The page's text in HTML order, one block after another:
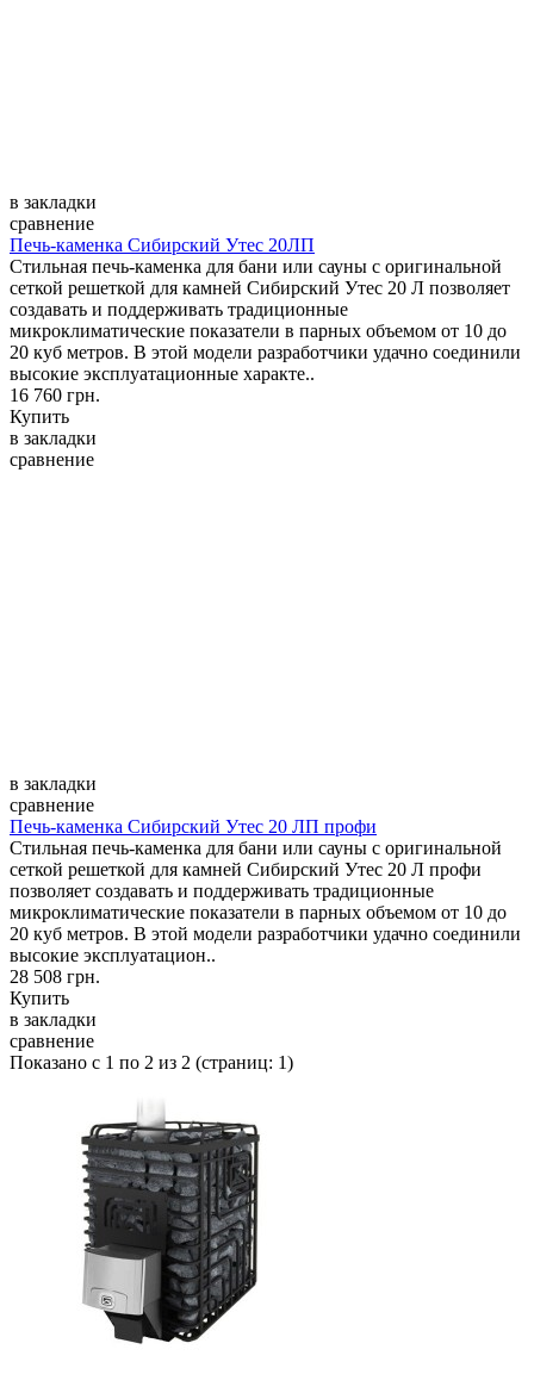
в закладки
сравнение
Печь-каменка Сибирский Утес 20ЛП
Стильная печь-каменка для бани или сауны с оригинальной
сеткой решеткой для камней Сибирский Утес 20 Л позволяет
создавать и поддерживать традиционные
микроклиматические показатели в парных объемом от 10 до
20 куб метров. В этой модели разработчики удачно соединили
высокие эксплуатационные характе..
16 760 грн.
Купить
в закладки
сравнение
в закладки
сравнение
Печь-каменка Сибирский Утес 20 ЛП профи
Стильная печь-каменка для бани или сауны с оригинальной
сеткой решеткой для камней Сибирский Утес 20 Л профи
позволяет создавать и поддерживать традиционные
микроклиматические показатели в парных объемом от 10 до
20 куб метров. В этой модели разработчики удачно соединили
высокие эксплуатацион..
28 508 грн.
Купить
в закладки
сравнение
Показано с 1 по 2 из 2 (страниц: 1)